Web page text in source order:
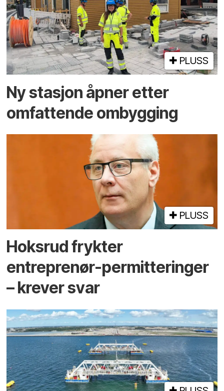
PLUSS
Ny stasjon åpner etter
omfattende ombygging
PLUSS
Hoksrud frykter
entreprenør-permitteringer
– krever svar